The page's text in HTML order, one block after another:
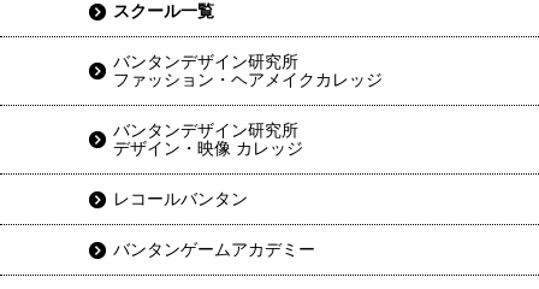
スクール一覧
バンタンデザイン研究所
ファッション・ヘアメイクカレッジ
バンタンデザイン研究所
デザイン・映像 カレッジ
レコールバンタン
バンタンゲームアカデミー